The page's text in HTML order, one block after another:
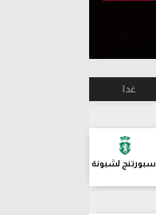
غدا
سبورتنج لشبونة